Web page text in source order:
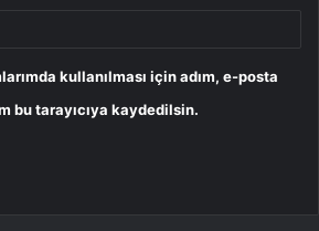
kullanılması için adım, e-posta
bu tarayıcıya kaydedilsin.